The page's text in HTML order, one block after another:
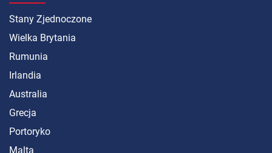
Stany Zjednoczone
Wielka Brytania
Rumunia
Irlandia
Australia
Grecja
Portoryko
Malta